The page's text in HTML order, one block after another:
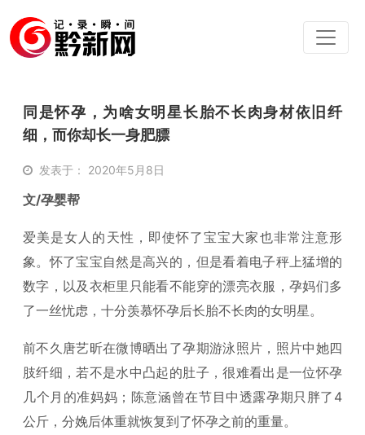
同是怀孕，为啥女明星长胎不长肉身材依旧纤
细，而你却长一身肥膘
发表于： 2020年5月8日
文/孕婴帮
爱美是女人的天性，即使怀了宝宝大家也非常注意形
象。怀了宝宝自然是高兴的，但是看着电子秤上猛增的
数字，以及衣柜里只能看不能穿的漂亮衣服，孕妈们多
了一丝忧虑，十分羡慕怀孕后长胎不长肉的女明星。
前不久唐艺昕在微博晒出了孕期游泳照片，照片中她四
肢纤细，若不是水中凸起的肚子，很难看出是一位怀孕
几个月的准妈妈；陈意涵曾在节目中透露孕期只胖了4
公斤，分娩后体重就恢复到了怀孕之前的重量。